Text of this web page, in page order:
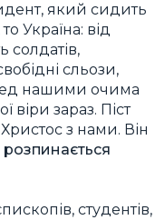
який сидить
Україна: від
солдатів,
сльози,
нашими очима
віри зараз. Піст
з нами. Він
студентів,